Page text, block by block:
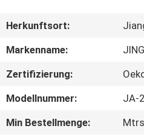
UNS
AUSFLUG
Herkunftsort:
Markenname:
Zertifizierung:
Modellnummer:
JA-
Min Bestellmenge: